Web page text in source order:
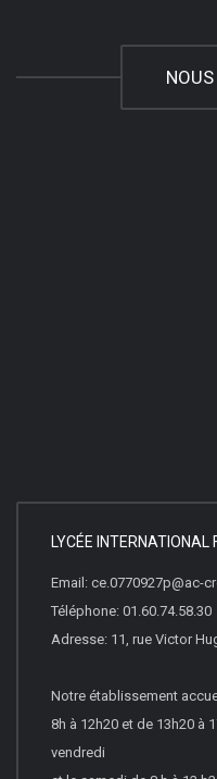
LYCÉE INTERNATIONAL
Email: ce.0770927p@ac-
Téléphone: 01.60.74.58.30
Adresse: 11, rue Victor
Notre établissement
8h à 12h20 et de 13h20 à
vendredi